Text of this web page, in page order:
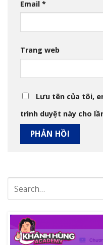
Email *
Trang web
Lưu tên của tôi,
trình duyệt này cho